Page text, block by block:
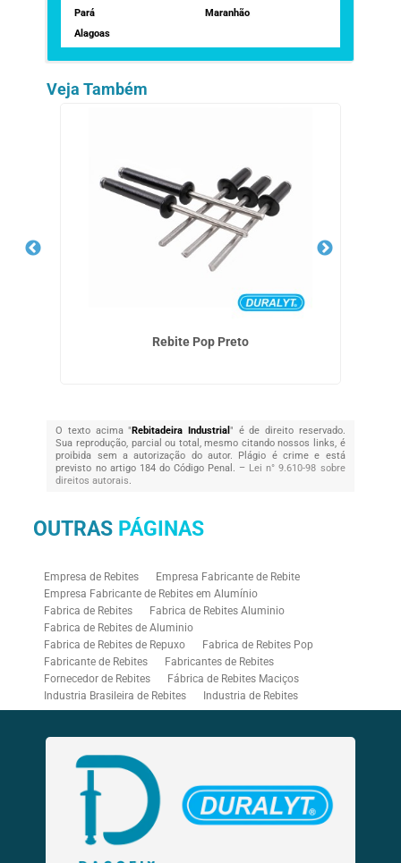
Pará
Maranhão
Alagoas
Veja Também
Rebite Pop Preto
O texto acima "Rebitadeira Industrial" é de direito reservado.
Sua reprodução, parcial ou total, mesmo citando nossos links, é
proibida sem a autorização do autor. Plágio é crime e está
previsto no artigo 184 do Código Penal. – Lei n° 9.610-98 sobre
direitos autorais.
OUTRAS PÁGINAS
Empresa de Rebites
Empresa Fabricante de Rebite
Empresa Fabricante de Rebites em Alumínio
Fabrica de Rebites
Fabrica de Rebites Aluminio
Fabrica de Rebites de Aluminio
Fabrica de Rebites de Repuxo
Fabrica de Rebites Pop
Fabricante de Rebites
Fabricantes de Rebites
Fornecedor de Rebites
Fábrica de Rebites Maciços
Industria Brasileira de Rebites
Industria de Rebites
Rebitadeira Industrial
Rebitadeira Pneumática
Rebite Aluminio Branco
Rebite de Repuxo Aluminio
Rebite de Repuxo Aço Inox
Rebite de Repuxo com Rosca
Rebite de Repuxo Estrutural
Rebite de Repuxo Inox
Rebite de Repuxo Tamanhos
Rebite Inox
Rebite Mega Grip